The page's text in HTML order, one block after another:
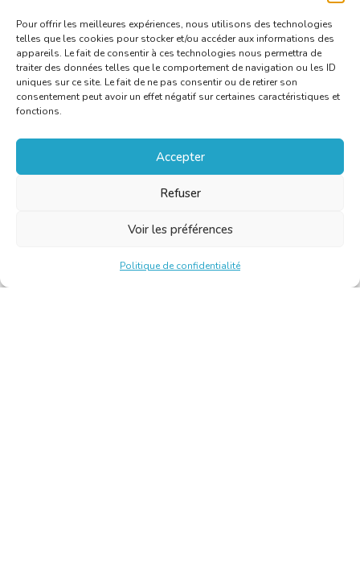
Pour offrir les meilleures expériences, nous utilisons des technologies
telles que les cookies pour stocker et/ou accéder aux informations des
appareils. Le fait de consentir à ces technologies nous permettra de
traiter des données telles que le comportement de navigation ou les ID
uniques sur ce site. Le fait de ne pas consentir ou de retirer son
consentement peut avoir un effet négatif sur certaines caractéristiques et
fonctions.
Accepter
Refuser
Voir les préférences
Politique de confidentialité